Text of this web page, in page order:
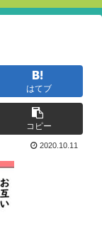
はてブ
コピー
2020.10.11